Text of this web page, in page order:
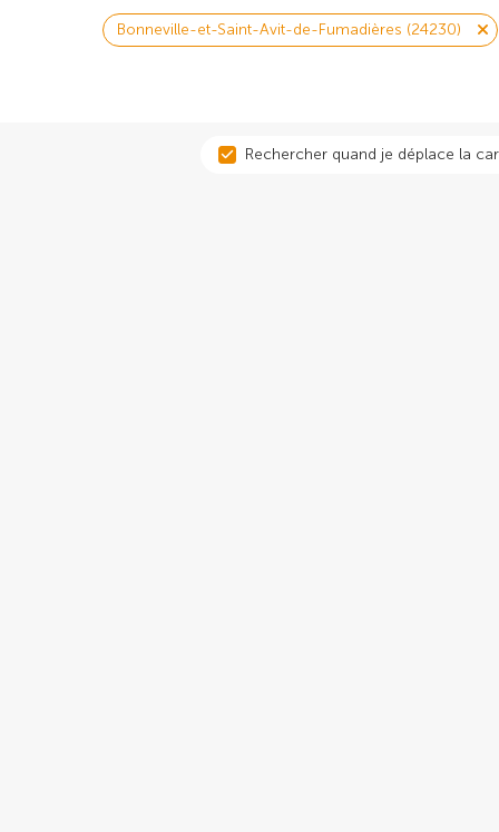
Bonneville-et-Saint-Avit-de-Fumadières (24230)
Rechercher quand je déplace la